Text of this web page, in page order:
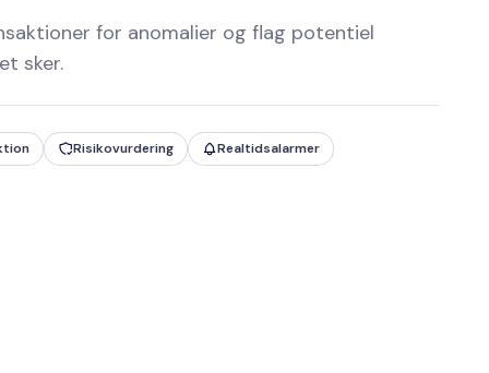
for anomalier og flag potentiel
sker.
Risikovurdering Realtidsalarmer